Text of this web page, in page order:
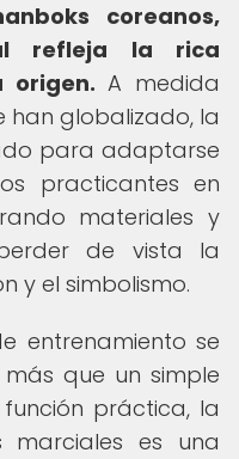
coreanos,
refleja la rica
origen. A medida
han globalizado, la
para adaptarse
practicantes en
materiales y
de vista la
y el simbolismo.
entrenamiento se
que un simple
práctica, la
marciales es una